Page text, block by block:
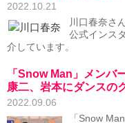
2022.10.21
川口春奈さ
公式インス
介しています。
「Snow Man」メン
康二、岩本にダンスの
2022.09.06
「Snow